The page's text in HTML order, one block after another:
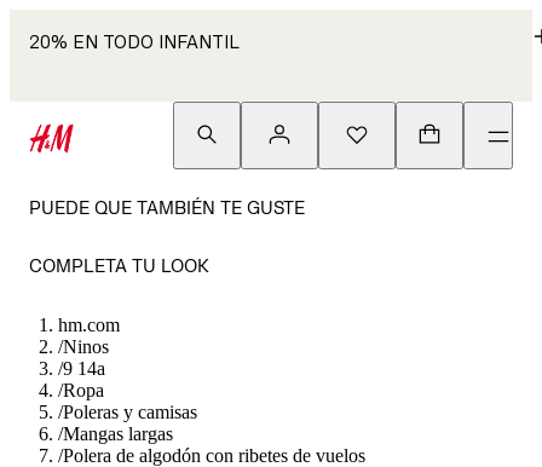
20% EN TODO INFANTIL
PUEDE QUE TAMBIÉN TE GUSTE
COMPLETA TU LOOK
hm.com
/Ninos
/9 14a
/Ropa
/Poleras y camisas
/Mangas largas
/Polera de algodón con ribetes de vuelos